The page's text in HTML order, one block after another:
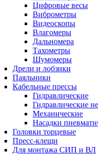
Цифровые весы
Виброметры
Видеоскопы
Влагомеры
Дальномера
Тахометры
Шумомеры
Дрели и лобзики
Паяльники
Кабельные прессы
Гидравлические
Гидравлические
Механические
Насадки
Головки торцевые
Пресс-клещи
Для монтажа СИП и ВЛ